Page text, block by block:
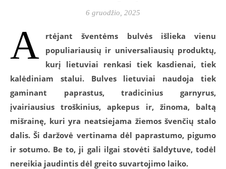
6 gruodžio, 2025
A
rtėjant šventėms bulvės išlieka vienu
populiariausių ir universaliausių produktų,
kurį lietuviai renkasi tiek kasdienai, tiek
kalėdiniam stalui. Bulves lietuviai naudoja tiek
gaminant paprastus, tradicinius garnyrus,
įvairiausius troškinius, apkepus ir, žinoma, baltą
mišrainę, kuri yra neatsiejama žiemos švenčių stalo
dalis. Ši daržovė vertinama dėl paprastumo, pigumo
ir sotumo. Be to, ji gali ilgai stovėti šaldytuve, todėl
nereikia jaudintis dėl greito suvartojimo laiko.